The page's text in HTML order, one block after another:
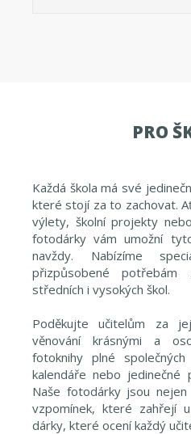
PRO
Každá škola má své
které stojí za to zachovat.
výlety, školní projekty
fotodárky vám umožní
navždy. Nabízíme
přizpůsobené potřebám
středních i vysokých škol.
Poděkujte učitelům za
věnování krásnými a
fotoknihy plné
kalendáře nebo
Naše fotodárky jsou
vzpomínek, které zahřejí
dárky, které ocení každý